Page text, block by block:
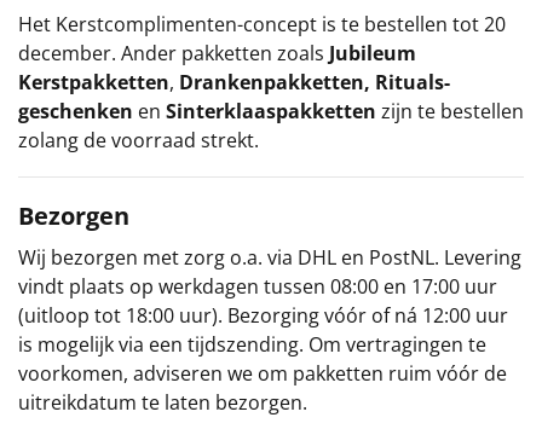
Het Kerstcomplimenten-concept is te bestellen tot 20
december. Ander pakketten zoals Jubileum
Kerstpakketten, Drankenpakketten, Rituals-
geschenken en Sinterklaaspakketten zijn te bestellen
zolang de voorraad strekt.
Bezorgen
Wij bezorgen met zorg o.a. via DHL en PostNL. Levering
vindt plaats op werkdagen tussen 08:00 en 17:00 uur
(uitloop tot 18:00 uur). Bezorging vóór of ná 12:00 uur
is mogelijk via een tijdszending. Om vertragingen te
voorkomen, adviseren we om pakketten ruim vóór de
uitreikdatum te laten bezorgen.